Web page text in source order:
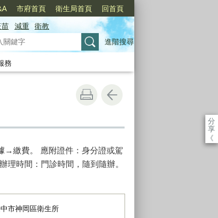
市府首頁 衛生局首頁 回首頁
苗 減重
衛教
進階搜尋
務
分
享
《
繳費。 應附證件：身分證或駕
理時間：門診時間，隨到隨辦。
市神岡區衛生所